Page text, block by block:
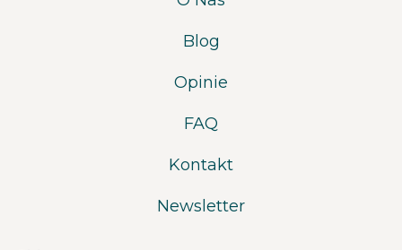
Blog
Opinie
FAQ
Kontakt
Newsletter